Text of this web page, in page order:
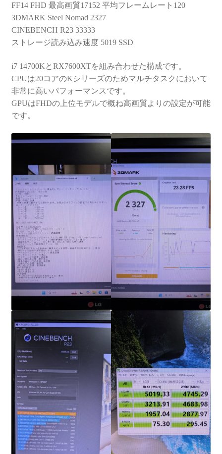
FF14 FHD 最高画質17152 平均フレームレート120
3DMARK Steel Nomad 2327
CINEBENCH R23 33333
ストレージ読み込み速度 5019 SSD
i7 14700KとRX7600XTを組み合わせた構成です。
CPUは20コアのKシリーズのためマルチタスクにおいて
非常に高いパフォーマンスです。
GPUはFHDの上位モデルで概ね高画質よりの設定が可能
です。